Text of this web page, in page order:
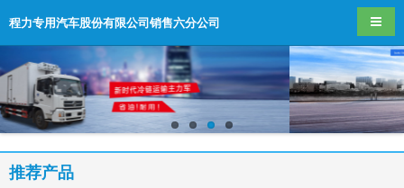
程力专用汽车股份有限公司销售六分公司 导航
推荐产品